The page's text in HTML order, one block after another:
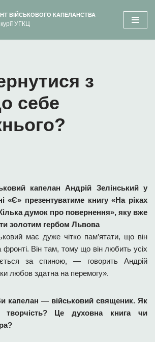
ВІЙСЬКОВОГО КАПЕЛАНСТВА
УГКЦ
з
себе
капелан Андрій Зелінський у
«Є» презентуватиме книгу «На ріках
думок про повернення», яку вже
золотим гербом Львова
має дуже чітко пам’ятати, що він
фронті. Він там, тому що він любить усіх
за спиною, — говорить Андрій
любов здатна на перемогу».
капелан — військовий священик. Як
Це духовна книга чи